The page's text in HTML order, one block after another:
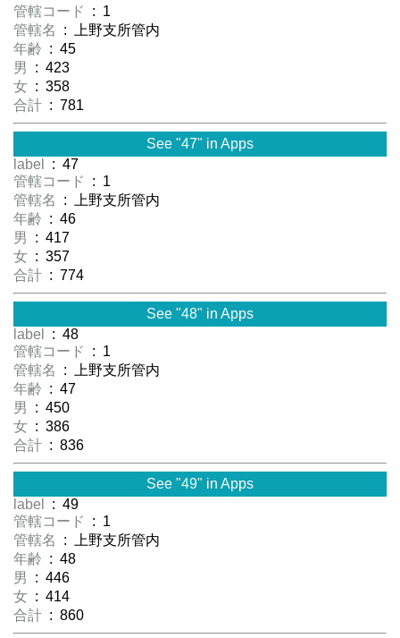
管轄コード
: 1
管轄名
: 上野支所管内
年齢 : 45
男
: 423
女 : 358
合計 : 781
See "47" in Apps
label
: 47
管轄コード
: 1
管轄名
: 上野支所管内
年齢 : 46
男
: 417
女 : 357
合計 : 774
See "48" in Apps
label
: 48
管轄コード
: 1
管轄名
: 上野支所管内
年齢 : 47
男
: 450
女 : 386
合計 : 836
See "49" in Apps
label
: 49
管轄コード
: 1
管轄名
: 上野支所管内
年齢 : 48
男
: 446
女 : 414
合計 : 860